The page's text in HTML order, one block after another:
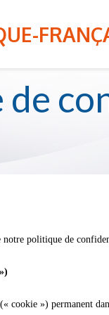
le lien suivant
infos-
INFO-
de
politique de
cookie ») permanent